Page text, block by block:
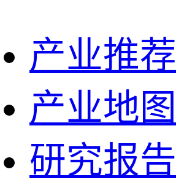
产业推荐
产业地图
研究报告